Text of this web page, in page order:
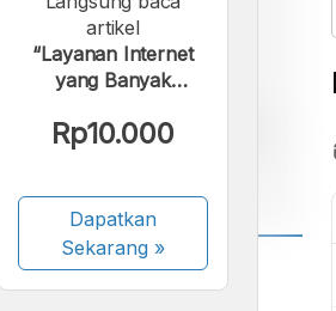
artikel
“Layanan Internet
yang Banyak
pada 2026, IndiHome
Rp10.000
Dapatkan
Sekarang»